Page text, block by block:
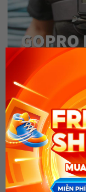
Sử dụng các công cụ gắn
Thay đổi phạm
GoPro được biết đến
rộng, nhưng không
chọn hoàn hảo cho
chọn những FOV với
cảnh mà bạn có thể